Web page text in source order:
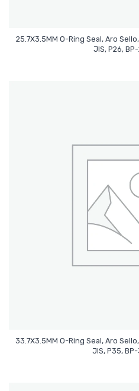
25.7X3.5MM O-Ring Seal, Aro
JIS, P26,
Leer
33.7X3.5MM O-Ring Seal, Aro
JIS, P35,
Leer